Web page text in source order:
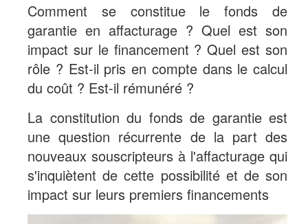
Comment se constitue le fonds de
garantie en affacturage ? Quel est son
impact sur le financement ? Quel est son
rôle ? Est-il pris en compte dans le calcul
du coût ? Est-il rémunéré ?
La constitution du fonds de garantie est
une question récurrente de la part des
nouveaux souscripteurs à l'affacturage qui
s'inquiètent de cette possibilité et de son
impact sur leurs premiers financements